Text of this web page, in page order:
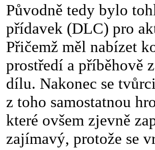
Původně tedy bylo
přídavek (DLC) pro
Přičemž měl nabízet
prostředí a příběhově
dílu. Nakonec se
z toho samostatnou
které ovšem zjevně
zajímavý, protože se